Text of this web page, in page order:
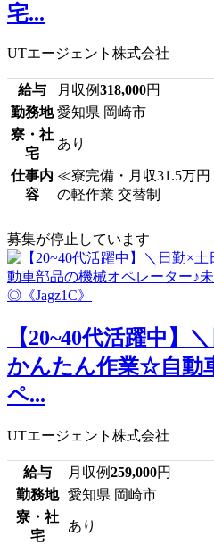
宅...
UTエージェント株式会社
給与 月収例318,000円
勤務地 愛知県 岡崎市
寮・社
宅
あり
仕事内
容
≪寮完備・月収31.5万
の軽作業 交替制
募集が停止しています
【20~40代活躍中】
かんたん作業☆自動
ペ...
UTエージェント株式会社
給与 月収例259,000円
勤務地
愛知県 岡崎市
寮・社
宅
あり